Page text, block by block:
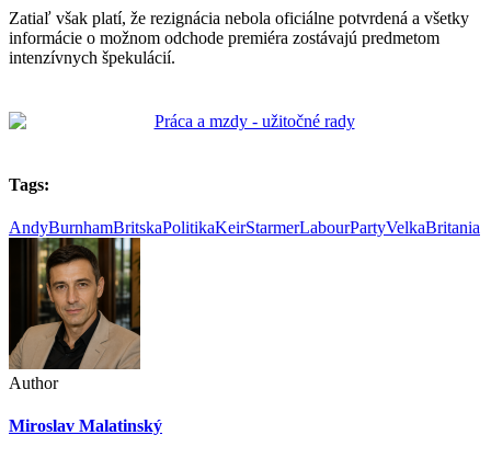
Zatiaľ však platí, že rezignácia nebola oficiálne potvrdená a všetky
informácie o možnom odchode premiéra zostávajú predmetom
intenzívnych špekulácií.
Tags:
AndyBurnhamBritskaPolitikaKeirStarmerLabourPartyVelkaBritania
Author
Miroslav Malatinský